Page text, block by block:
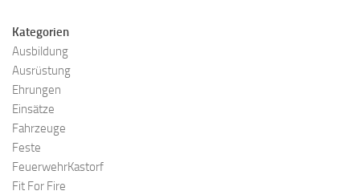
Kategorien
Ausbildung
Ausrüstung
Ehrungen
Einsätze
Fahrzeuge
Feste
FeuerwehrKastorf
Fit For Fire